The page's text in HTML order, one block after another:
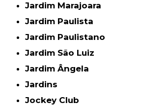
Jardim Marajoara
Jardim Paulista
Jardim Paulistano
Jardim São Luiz
Jardim Ângela
Jardins
Jockey Club